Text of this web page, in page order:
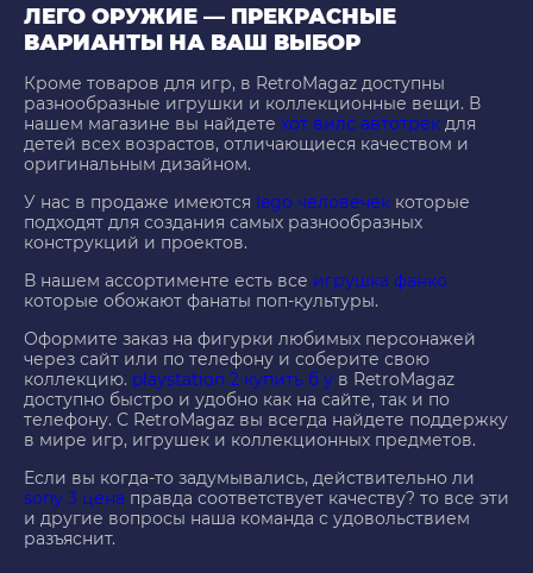
ЛЕГО ОРУЖИЕ — ПРЕКРАСНЫЕ
ВАРИАНТЫ НА ВАШ ВЫБОР
Кроме товаров для игр, в RetroMagaz доступны
разнообразные игрушки и коллекционные вещи. В
нашем магазине вы найдете хот вилс автотрек для
детей всех возрастов, отличающиеся качеством и
оригинальным дизайном.
У нас в продаже имеются lego человечек которые
подходят для создания самых разнообразных
конструкций и проектов.
В нашем ассортименте есть все игрушка фанко
которые обожают фанаты поп-культуры.
Оформите заказ на фигурки любимых персонажей
через сайт или по телефону и соберите свою
коллекцию. playstation 2 купить б у в RetroMagaz
доступно быстро и удобно как на сайте, так и по
телефону. С RetroMagaz вы всегда найдете поддержку
в мире игр, игрушек и коллекционных предметов.
Если вы когда-то задумывались, действительно ли
sony 3 цена правда соответствует качеству? то все эти
и другие вопросы наша команда с удовольствием
разъяснит.